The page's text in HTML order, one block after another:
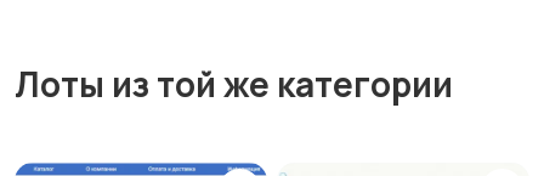
Лоты из той же категории